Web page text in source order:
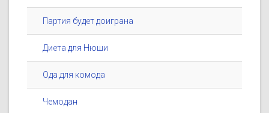
Партия будет доиграна
Диета для Нюши
Ода для комода
Чемодан